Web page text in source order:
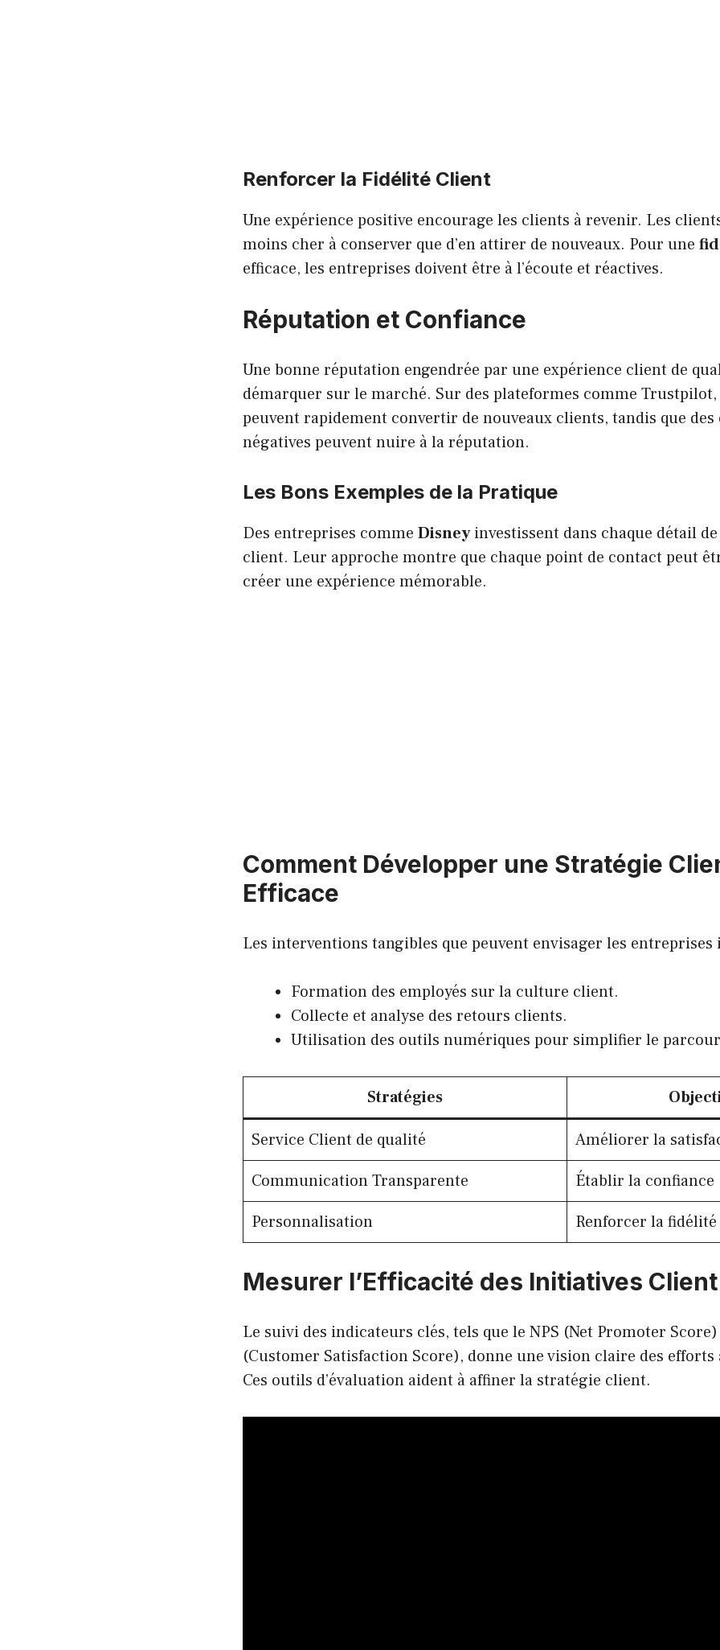
Renforcer la Fidélité Client
Une expérience positive encourage les clients à revenir. Les
moins cher à conserver que d’en attirer de nouveaux. Pour une
efficace, les entreprises doivent être à l’écoute et réactives.
Réputation et Confiance
Une bonne réputation engendrée par une expérience client de
démarquer sur le marché. Sur des plateformes comme
peuvent rapidement convertir de nouveaux clients, tandis que des
négatives peuvent nuire à la réputation.
Les Bons Exemples de la Pratique
Des entreprises comme Disneyinvestissent dans chaque détail de
client. Leur approche montre que chaque point de contact peut
créer une expérience mémorable.
Comment Développer une Stratégie
Efficace
Les interventions tangibles que peuvent envisager les
Formation des employés sur la culture client.
Collecte et analyse des retours clients.
Utilisation des outils numériques pour simplifier le
Stratégies
Service Client de qualité
Améliorer la
Communication Transparente
Établir la confiance
Personnalisation
Renforcer la fidélité
Mesurer l’Efficacité des Initiatives Client
Le suivi des indicateurs clés, tels que le NPS (Net Promoter Score)
(Customer Satisfaction Score), donne une vision claire des
Ces outils d’évaluation aident à affiner la stratégie client.